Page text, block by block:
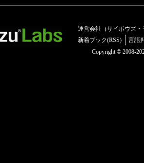
運営会社（サイボウズ・
新着ブック(RSS)
言語
Copyright © 2008-